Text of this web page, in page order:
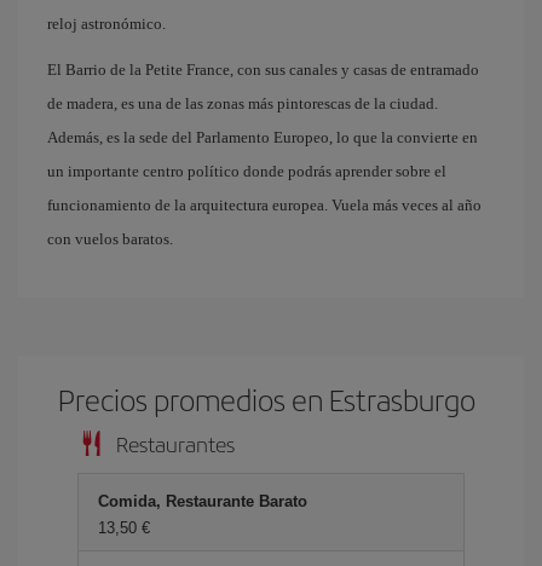
reloj astronómico.
El Barrio de la Petite France, con sus canales y casas de entramado
de madera, es una de las zonas más pintorescas de la ciudad.
Además, es la sede del Parlamento Europeo, lo que la convierte en
un importante centro político donde podrás aprender sobre el
funcionamiento de la arquitectura europea. Vuela más veces al año
con vuelos baratos.
Precios promedios en Estrasburgo
Restaurantes
Comida, Restaurante Barato
13,50 €